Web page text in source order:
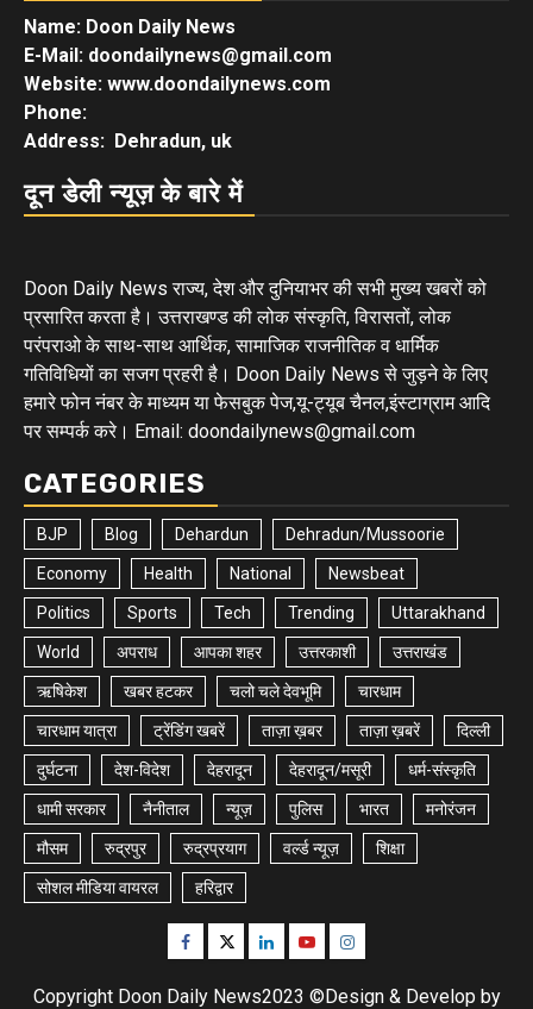
Name: Doon Daily News
E-Mail: doondailynews@gmail.com
Website: www.doondailynews.com
Phone:
Address: Dehradun, uk
दून डेली न्यूज़ के बारे में
Doon Daily News राज्य, देश और दुनियाभर की सभी मुख्य खबरों को
प्रसारित करता है। उत्तराखण्ड की लोक संस्कृति, विरासतों, लोक
परंपराओ के साथ-साथ आर्थिक, सामाजिक राजनीतिक व धार्मिक
गतिविधियों का सजग प्रहरी है। Doon Daily News से जुड़ने के लिए
हमारे फोन नंबर के माध्यम या फेसबुक पेज,यू-ट्यूब चैनल,इंस्टाग्राम आदि
पर सम्पर्क करे। Email: doondailynews@gmail.com
CATEGORIES
BJP Blog Dehardun Dehradun/Mussoorie
Economy Health National Newsbeat
Politics Sports Tech Trending Uttarakhand
World अपराध आपका शहर उत्तरकाशी उत्तराखंड
ऋषिकेश खबर हटकर चलो चले देवभूमि चारधाम
चारधाम यात्रा ट्रेंडिंग खबरें ताज़ा ख़बर ताज़ा ख़बरें दिल्ली
दुर्घटना देश-विदेश देहरादून देहरादून/मसूरी धर्म-संस्कृति
धामी सरकार नैनीताल न्यूज़ पुलिस भारत मनोरंजन
मौसम रुद्रपुर रुद्रप्रयाग वर्ल्ड न्यूज़ शिक्षा
सोशल मीडिया वायरल हरिद्वार
Facebook
TwitterLinkedinYoutubeInstagram
Copyright Doon Daily News2023 ©Design & Develop by